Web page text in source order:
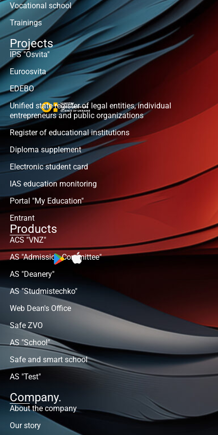
Vocational school
Trainings
Projects
IPS "Osvita"
Euroosvita
EDEBO
Unified state register of legal entities, individual
entrepreneurs and public organizations
Register of educational institutions
Diploma supplement
Electronic student card
IAS education monitoring
Portal "My Education"
Entrant
Products
ACS "VNZ"
AS "Admission Committee"
AS "Deanery"
AS "Studmistechko"
Web Dean's Office
Safe ZVO
AS "School"
Safe and smart school
AS "Test"
Company.
About the company
Our story